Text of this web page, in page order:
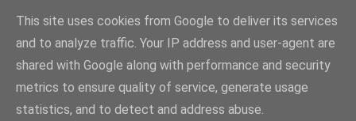
Powered by Blogger
2017©AntonioLuciani
This site uses cookies from Google to deliver its services
and to analyze traffic. Your IP address and user-agent are
shared with Google along with performance and security
metrics to ensure quality of service, generate usage
statistics, and to detect and address abuse.